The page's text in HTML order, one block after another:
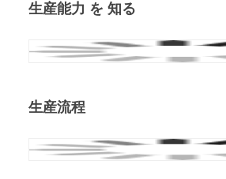
生産能力 を 知る
生産流程